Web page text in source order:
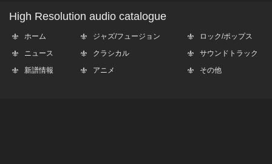
High Resolution audio catalogue
ホーム
ニュース
新譜情報
ジャズ/フュージョン
クラシカル
アニメ
ロック/ポップス
サウンドトラック
その他